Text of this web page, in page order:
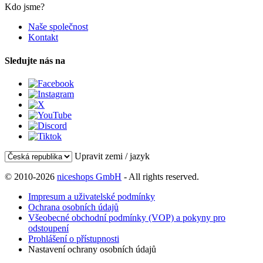
Kdo jsme?
Naše společnost
Kontakt
Sledujte nás na
Upravit zemi / jazyk
© 2010-2026 niceshops GmbH - All rights reserved.
Impresum a uživatelské podmínky
Ochrana osobních údajů
Všeobecné obchodní podmínky (VOP) a pokyny pro
odstoupení
Prohlášení o přístupnosti
Nastavení ochrany osobních údajů